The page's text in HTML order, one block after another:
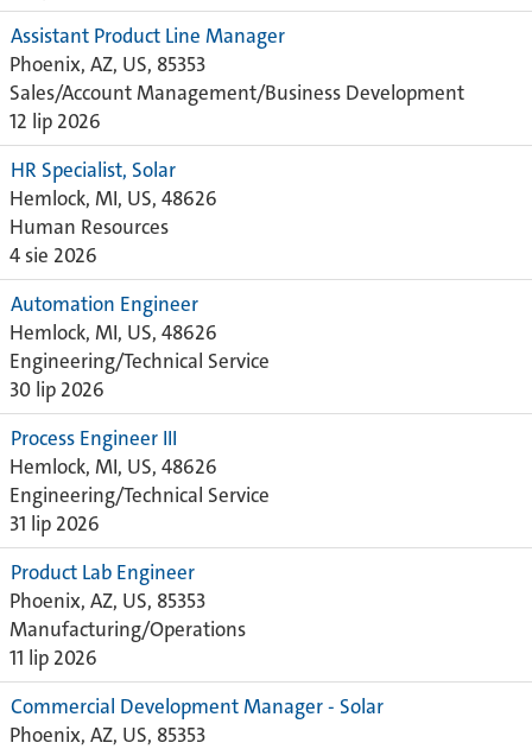
Assistant Product Line Manager
Phoenix, AZ, US, 85353
Sales/Account Management/Business Development
12 lip 2026
HR Specialist, Solar
Hemlock, MI, US, 48626
Human Resources
4 sie 2026
Automation Engineer
Hemlock, MI, US, 48626
Engineering/Technical Service
30 lip 2026
Process Engineer III
Hemlock, MI, US, 48626
Engineering/Technical Service
31 lip 2026
Product Lab Engineer
Phoenix, AZ, US, 85353
Manufacturing/Operations
11 lip 2026
Commercial Development Manager - Solar
Phoenix, AZ, US, 85353